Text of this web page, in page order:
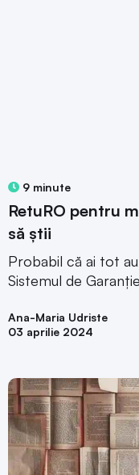
9 minute
RetuRO pentru
să știi
Probabil că ai tot
Sistemul de
Ana-Maria Udriste
03 aprilie 2024